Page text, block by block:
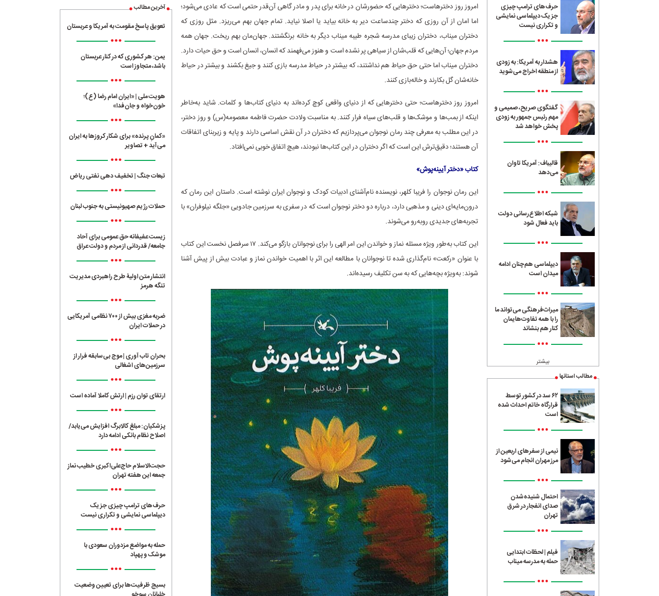
حرف‌های ترامپ چیزی
جز یک دیپلماسی نمایشی
و تکراری نیست
•••
هشدار به آمریکا: به زودی
از منطقه اخراج می‌شوید
•••
گفتگوی صریح، صمیمی و
مهم رئیس جمهور به زودی
پخش خواهد شد
•••
قالیباف: آمریکا تاوان
می‌دهد
•••
شبکه اطلاع‌رسانی دولت
باید فعال شود
•••
دیپلماسی هم‌چنان ادامه
میدان است
•••
میراث‌فرهنگی می‌تواند ما
را با همه تفاوت‌هایمان
کنار هم بنشاند
•••
بیشتر
مطالب استانها
۶۲ سد در کشور توسط
قرارگاه خاتم احداث شده
است
•••
نیمی از سفرهای اربعین از
مرز مهران انجام می‌شود
•••
احتمال شنیده‌شدن
صدای انفجار در شرق
تهران
•••
فیلم | لحظات ابتدایی
حمله به مدرسه میناب
•••
امروز روز دخترهاست؛ دخترهایی که حضورشان در خانه برای پدر و مادر گاهی آن‌قدر حتمی است که عادی می‌شود؛
اما امان از آن روزی که دختر چندساعت دیر به خانه بیاید یا اصلا نیاید. تمام جهان بهم می‌ریزد. مثل روزی که
دختران میناب، دختران زیبای مدرسه شجره طیبه میناب دیگر به خانه برنگشتند. جهان‌مان بهم ریخت. جهان همه
مردم جهان؛ آن‌هایی که قلب‌شان از سیاهی پر نشده است و هنوز می‌فهمند که انسان، انسان است و حق حیات دارد.
دختران میناب اما حتی حق حیاط هم نداشتند، که بیشتر در حیاط مدرسه بازی کنند و جیغ بکشند و بیشتر در حیاط
خانه‌شان گل بکارند و خاله‌بازی کنند.
امروز روز دخترهاست؛ حتی دخترهایی که از دنیای واقعی کوچ کرده‌اند به دنیای کتاب‌ها و کلمات. شاید به‌خاطر
اینکه از بمب‌ها و موشک‌ها و قلب‌های سیاه فرار کنند. به مناسبت ولادت حضرت فاطمه معصومه(س) و روز دختر،
در این مطلب به معرفی چند رمان نوجوان می‌پردازیم که دختران در آن نقش اساسی دارند و پایه و زیربنای اتفاقات
آن هستند؛ دقیق‌ترش این است که اگر دختران در این کتاب‌ها نبودند، هیچ اتفاق خوبی نمی‌افتاد.
کتاب «دختر آیینه‌پوش»
این رمان نوجوان را فریبا کلهر، نویسنده نام‌آشنای ادبیات کودک و نوجوان ایران نوشته است. داستان این رمان که
درون‌مایه‌ای دینی و مذهبی دارد، درباره دو دختر نوجوان است که در سفری به سرزمین جادویی «جلگه نیلوفران» با
تجربه‌های جدیدی روبه‌رو می‌شوند.
این کتاب به‌طور ویژه مسئله نماز و خواندن این امر الهی را برای نوجوانان بازگو می‌کند. ۱۷ سرفصل نخست این کتاب
با عنوان «رکعت» نام‌گذاری شده تا نوجوانان با مطالعه این اثر با اهمیت خواندن نماز و عبادت بیش از پیش آشنا
شوند: به‌ویژه بچه‌هایی که به سن تکلیف رسیده‌اند.
آخرین مطالب
تعویق پاسخ مقومت به آمریکا و عربستان
•••
یمن: هر کشوری که در کنار عربستان
باشد، متجاوز است
•••
هویت ملی | «ایران امام رضا (ع)؛
خون‌خواه و جان‌فدا»
•••
«کمانِ پرنده» برای شکار کروزها به ایران
می‌آید + تصاویر
•••
تبعات جنگ | تخفیف دهی نفتی ریاض
•••
حملات رژیم صهیونیستی به جنوب لبنان
•••
زیست عفیفانه حق عمومی برای آحاد
جامعه/ قدردانی از مردم و دولت عراق
•••
انتشار متن اولیۀ طرح راهبردی مدیریت
تنگه هرمز
•••
ضربه مغزی بیش از ۷۰۰ نظامی آمریکایی
در حملات ایران
•••
بحران تاب آوری | موج بی‌سابقه فرار از
سرزمین‌های اشغالی
•••
ارتقای توان رزم | ارتش کاملا آماده است
•••
پزشکیان: مبلغ کالابرگ افزایش می‌یابد/
اصلاح نظام بانکی ادامه دارد
•••
حجت‌الاسلام حاج‌علی‌اکبری خطیب نماز
جمعه این هفته تهران
•••
حرف‌های ترامپ چیزی جز یک
دیپلماسی نمایشی و تکراری نیست
•••
حمله به مواضع مزدوران سعودی با
موشک و پهپاد
•••
بسیج ظرفیت‌ها برای تعیین وضعیت